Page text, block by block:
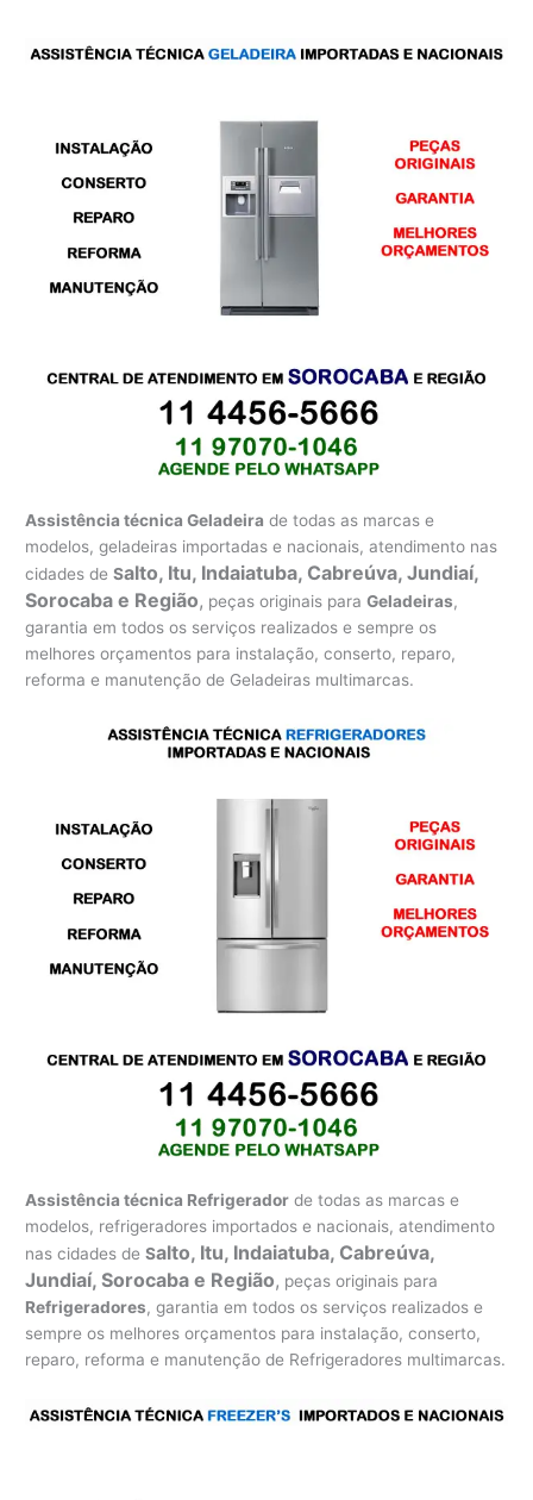
Assistência técnica Geladeira de todas as marcas e
modelos, geladeiras importadas e nacionais, atendimento nas
cidades deSalto, Itu, Indaiatuba, Cabreúva, Jundiaí,
Sorocaba e Região, peças originais paraGeladeiras,
garantia em todos os serviços realizados e sempre os
melhores orçamentos para instalação, conserto, reparo,
reforma e manutenção de Geladeiras multimarcas.
Assistência técnica Refrigerador de todas as marcas e
modelos, refrigeradores importados e nacionais, atendimento
nas cidades deSalto, Itu, Indaiatuba, Cabreúva,
Jundiaí, Sorocaba e Região, peças originais para
Refrigeradores, garantia em todos os serviços realizados e
sempre os melhores orçamentos para instalação, conserto,
reparo, reforma e manutenção de Refrigeradores multimarcas.